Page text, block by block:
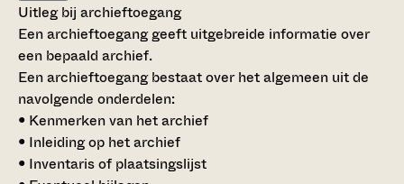
Uitleg bij archieftoegang
Een archieftoegang geeft uitgebreide informatie over
een bepaald archief.
Een archieftoegang bestaat over het algemeen uit de
navolgende onderdelen:
• Kenmerken van het archief
• Inleiding op het archief
• Inventaris of plaatsingslijst